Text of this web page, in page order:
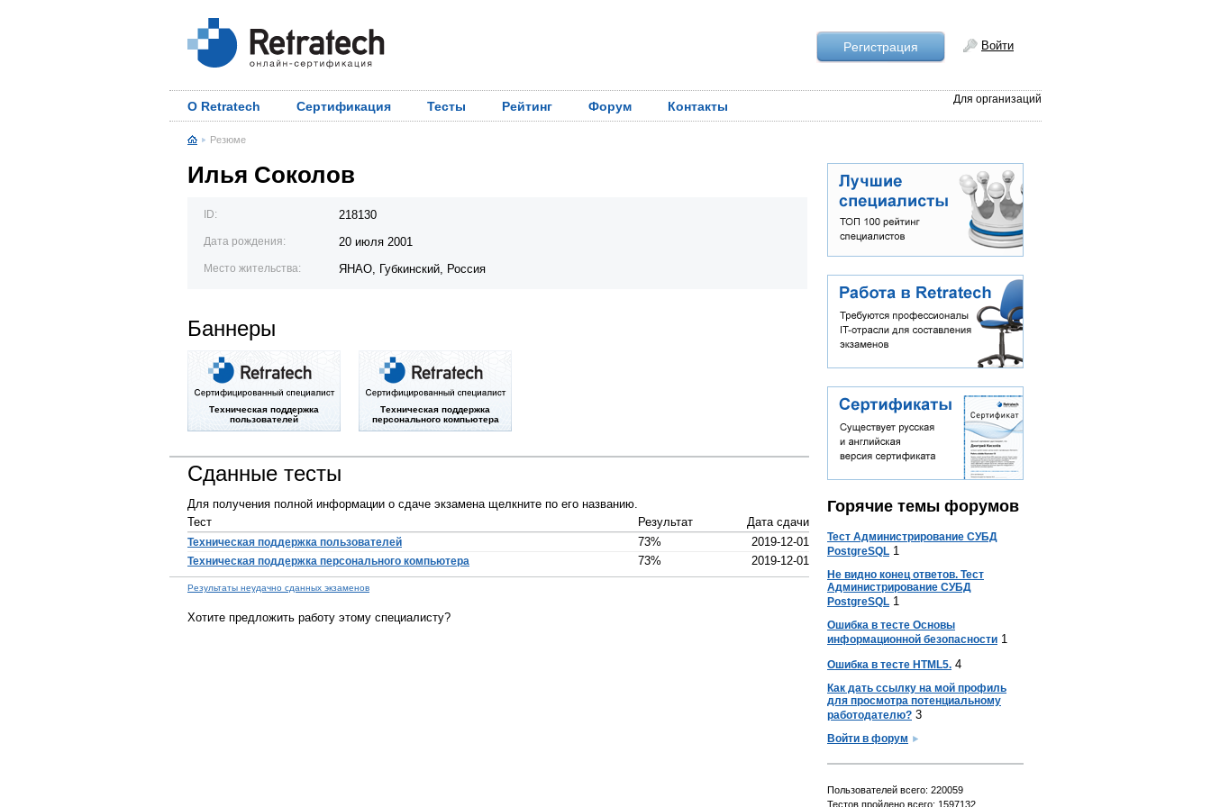
Рeгистрация Войти
Для организаций
О Retratech Сертификация Тесты Рейтинг Форум Контакты
Резюме
Илья Соколов
ID: 218130
Дата рождения: 20 июля 2001
Место жительства: ЯНАО, Губкинский, Россия
Баннеры
Техническая поддержка
пользователей
Техническая поддержка
персонального компьютера
Сданные тесты
Для получения полной информации о сдаче экзамена щелкните по его названию.
Тест
Результат Дата сдачи
Техническая поддержка пользователей 73% 2019-12-01
Техническая поддержка персонального компьютера 73% 2019-12-01
Результаты неудачно сданных экзаменов
Хотите предложить работу этому специалисту?
Горячие темы форумов
Тест Администрирование СУБД
PostgreSQL 1
Не видно конец ответов. Тест
Администрирование СУБД
PostgreSQL 1
Ошибка в тесте Основы
информационной безопасности 1
Ошибка в тесте HTML5. 4
Как дать ссылку на мой профиль
для просмотра потенциальному
работодателю? 3
Войти в форум
Пользователей всего: 220059
Тестов пройдено всего: 1597132